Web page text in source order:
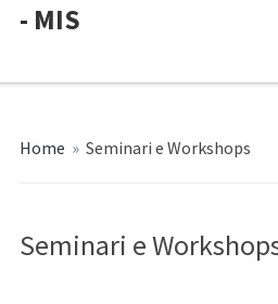
- MIS
Home » Seminari e Workshops
Seminari e